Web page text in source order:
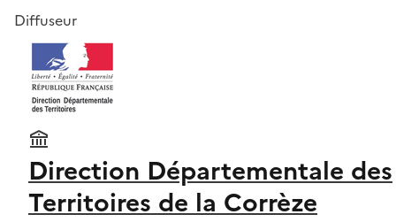
Diffuseur
Direction Départementale des
Territoires de la Corrèze